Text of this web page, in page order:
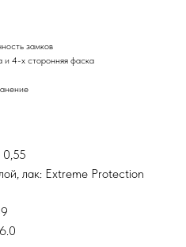
замков
и 4-х сторонняя фаска
0,55
лак: Extreme Protection